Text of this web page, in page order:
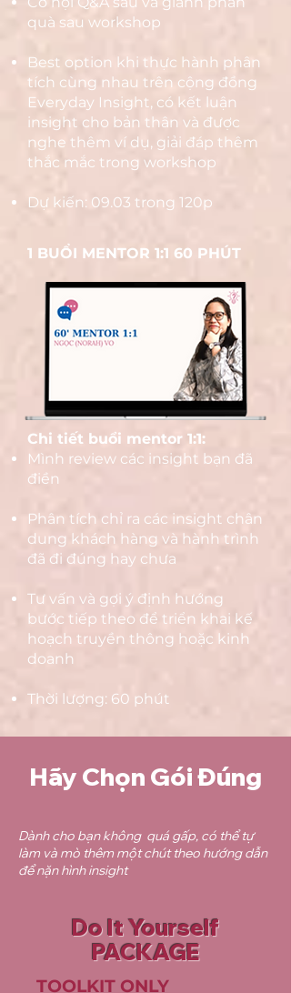
quà sau workshop
​Best option khi thực hành phân
tích cùng nhau trên cộng đồng
Everyday Insight, có kết luận
insight cho bản thân và được
nghe thêm ví dụ, giải đáp thêm
thắc mắc trong workshop
Dự kiến: 09.03 trong 120p
1 BUỔI MENTOR 1:1 60 PHÚT
​​Chi tiết buổi mentor 1:1:
Mình review các insight bạn đã
điền
Phân tích chỉ ra các insight chân
dung khách hàng và hành trình
đã đi đúng hay chưa
Tư vấn và gợi ý định hướng
bước tiếp theo để triển khai kế
hoạch truyền thông hoặc kinh
doanh
Thời lượng: 60 phút
Hãy Chọn Gói Đúng
Dành cho bạn không quá gấp, có thể tự
làm và mò thêm một chút theo hướng dẫn
để nặn hình insight
Do It Yourself
PACKAGE
TOOLKIT ONLY